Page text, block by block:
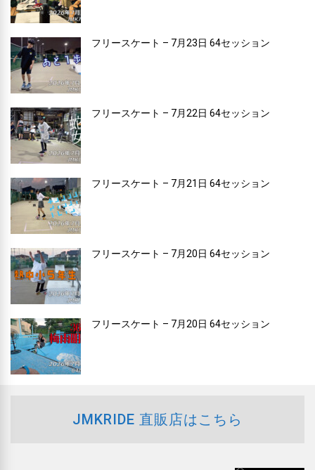
フリースケート – 7月23日 64セッション
フリースケート – 7月22日 64セッション
フリースケート – 7月21日 64セッション
フリースケート – 7月20日 64セッション
フリースケート – 7月20日 64セッション
JMKRIDE 直販店はこちら